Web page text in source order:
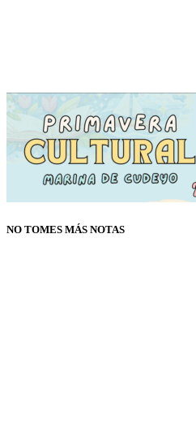
NO TOMES MÁS NOTAS